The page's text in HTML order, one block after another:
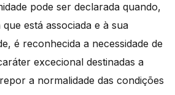
pode ser declarada quando,
está associada e à sua
é reconhecida a necessidade de
excecional destinadas a
a normalidade das condições